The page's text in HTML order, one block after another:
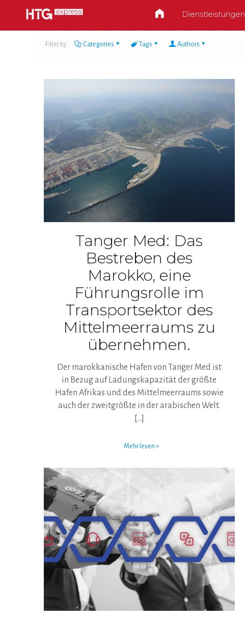
Dienstleistungen
Filter by Categories Tags Authors
Tanger Med: Das
Bestreben des
Marokko, eine
Führungsrolle im
Transportsektor des
Mittelmeerraums zu
übernehmen.
Der marokkanische Hafen von Tanger Med ist
in Bezug auf Ladungskapazität der größte
Hafen Afrikas und des Mittelmeerraums sowie
auch der zweitgrößte in der arabischen Welt.
[…]
Mehr lesen >